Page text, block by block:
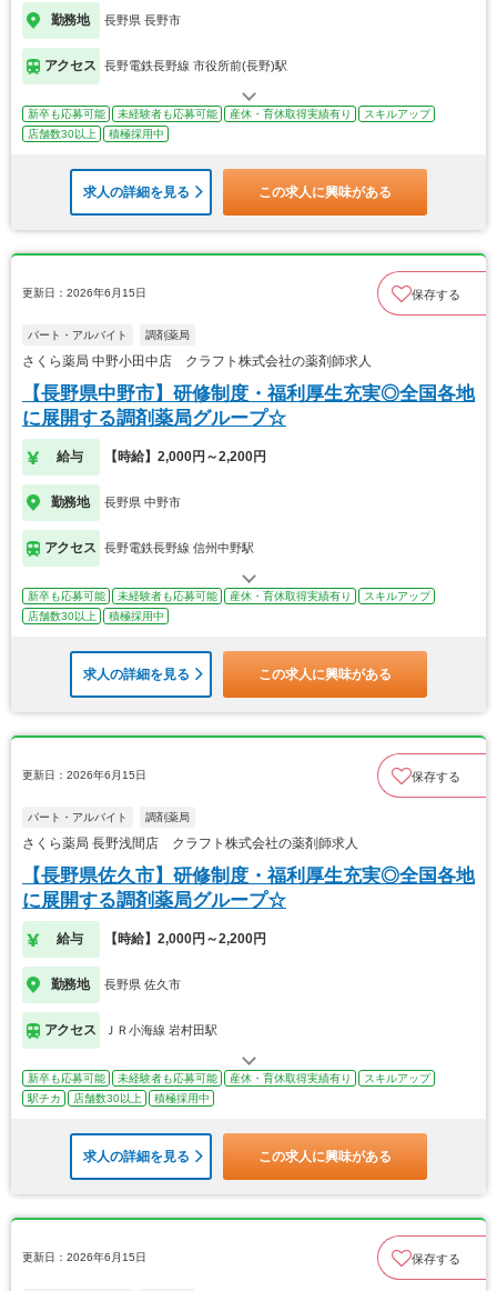
勤務地 長野県 長野市
アクセス 長野電鉄長野線 市役所前(長野)駅
新卒も応募可能 未経験者も応募可能 産休・育休取得実績有り
スキルアップ
店舗数30以上
積極採用中
求人の詳細を見る この求人に興味がある
更新日：2026年6月15日 保存する
パート・アルバイト 調剤薬局
さくら薬局 中野小田中店 クラフト株式会社の薬剤師求人
【長野県中野市】研修制度・福利厚生充実◎全国各地
に展開する調剤薬局グループ☆
給与 【時給】2,000円～2,200円
勤務地 長野県 中野市
アクセス 長野電鉄長野線 信州中野駅
新卒も応募可能 未経験者も応募可能 産休・育休取得実績有り
スキルアップ
店舗数30以上
積極採用中
求人の詳細を見る この求人に興味がある
更新日：2026年6月15日 保存する
パート・アルバイト 調剤薬局
さくら薬局 長野浅間店 クラフト株式会社の薬剤師求人
【長野県佐久市】研修制度・福利厚生充実◎全国各地
に展開する調剤薬局グループ☆
給与 【時給】2,000円～2,200円
勤務地 長野県 佐久市
アクセス ＪＲ小海線 岩村田駅
新卒も応募可能 未経験者も応募可能 産休・育休取得実績有り
スキルアップ
駅チカ
店舗数30以上 積極採用中
求人の詳細を見る この求人に興味がある
更新日：2026年6月15日 保存する